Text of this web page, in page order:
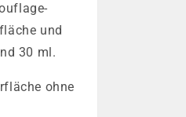
und
30 ml.
ohne